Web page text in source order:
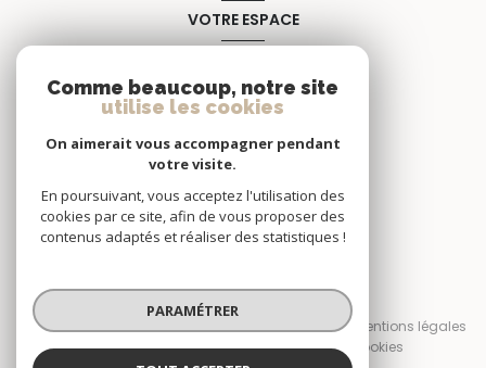
VOTRE ESPACE
SE CONNECTER
© 2026 | Tous droits réservés
Nos honoraires
Nos partenaires
Mentions légales
Admin
Politique RGPD Cookies
Comme beaucoup, notre site
utilise les cookies
On aimerait vous accompagner pendant
votre visite.
En poursuivant, vous acceptez l'utilisation des
cookies par ce site, afin de vous proposer des
contenus adaptés et réaliser des statistiques !
PARAMÉTRER